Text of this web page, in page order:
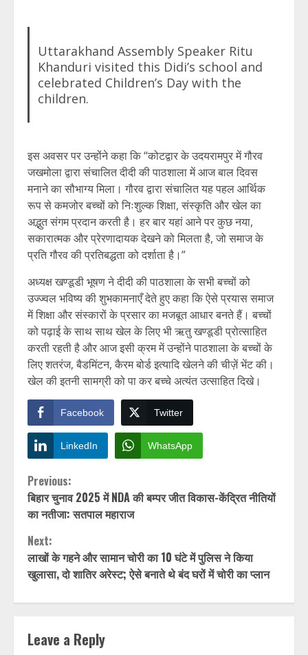
Uttarakhand Assembly Speaker Ritu
Khanduri visited this Didi’s school and
celebrated Children’s Day with the
children.
इस अवसर पर उन्होंने कहा कि “कोटद्वार के उदयरामपुर में गौरव
जखमोला द्वारा संचालित दीदी की पाठशाला में आज बाल दिवस
मनाने का सौभाग्य मिला। गौरव द्वारा संचालित यह पहल आर्थिक
रूप से कमजोर बच्चों को निःशुल्क शिक्षा, संस्कृति और खेल का
अद्भुत संगम प्रदान करती है। हर बार यहां आने पर कुछ नया,
सकारात्मक और प्रेरणादायक देखने को मिलता है, जो समाज के
प्रति गौरव की प्रतिबद्धता को दर्शाता है।”
अध्यक्ष खण्डूडी भूषण ने दीदी की पाठशाला के सभी बच्चों को
उज्ज्वल भविष्य की शुभकामनाएँ देते हुए कहा कि ऐसे प्रयास समाज
में शिक्षा और संस्कारों के प्रसार का मजबूत आधार बनते हैं। बच्चों
को पढ़ाई के साथ साथ खेल के लिए भी ऋतु खण्डूडी प्रोत्साहित
करती रहती है और आज इसी क्रम में उन्होंने पाठशाला के बच्चों के
लिए शतरंज, बैडमिंटन, कैरम बोर्ड इत्यादि खेलने की चीज़ें भेंट की।
खेल की इतनी सामग्री को पा कर बच्चे अत्यंत उत्साहित दिखे।
Facebook Twitter
LinkedIn WhatsApp
Continue
Reading
Previous:
बिहार चुनाव 2025 में NDA की बम्पर जीत विकास-केंद्रित नीतियों
का नतीजा: सतपाल महाराज
Next:
लाखों के गहने और सामान चोरी का 10 घंटे में पुलिस ने किया
खुलासा, दो शातिर अरेस्ट; ऐसे बनाते थे बंद घरों में चोरी का प्लान
Leave a Reply